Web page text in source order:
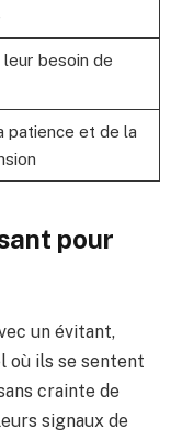
besoin de
patience et de la
pour
un évitant,
où ils se sentent
crainte de
signaux de